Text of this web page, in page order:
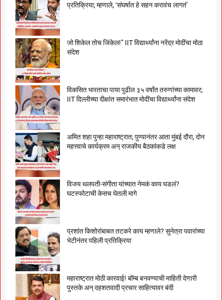
प्रतिक्रिया; म्हणाले, ‘संघर्षात हे सहन करावंच लागतं’
जो शिकेल तोच जिंकेल!” IIT विद्यार्थ्यांना नरेंद्र मोदींचा मोठा
संदेश
विकसित भारताचा पाया पुढील ३५ वर्षांत तरुणांच्या कामावर;
IIT दिल्लीच्या दीक्षांत समारंभात मोदींचा विद्यार्थ्यांना संदेश
अमित शहा पुन्हा महाराष्ट्रात; पुण्यानंतर आता मुंबई दौरा, दोन
महत्त्वाचे कार्यक्रम अन् राजकीय बैठकांकडे लक्ष
विजय थलपती-संगीता यांच्यात नेमकं काय घडलं?
घटस्फोटाची केसच घेतली मागे
प्रशांत किशोरांबाबत तटकरे काय म्हणाले? सुनेत्रा पवारांच्या
भेटीनंतर पहिली प्रतिक्रिया
महाराष्ट्रात मोठी कारवाई! बॉम्ब बनवण्याची माहिती देणारी
पुस्तके अन् दहशतवादी प्रचार साहित्यावर बंदी